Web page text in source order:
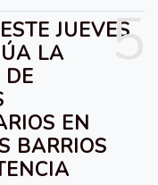
5
JUEVES
LA
DE
EN
BARRIOS